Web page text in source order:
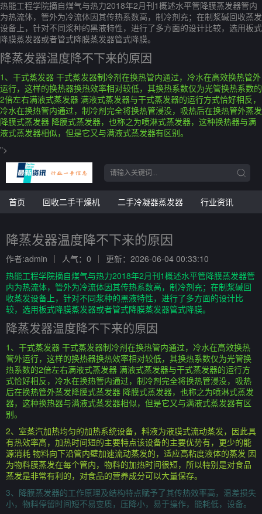
热能工程学院摘自煤气与热力2018年2月刊1概述水平管降膜蒸发器管内
为热流体，管外为冷流体因其传热系数高，制冷剂充；在制浆碱回收蒸发
设备上，针对不同浆种的黑液特性，进行了多方面的设计比较，选用板式
降膜蒸发器或者管式降膜蒸发器管式降膜。
降蒸发器温度降不下来的原因
1、干式蒸发器 干式蒸发器制冷剂在换热管内通过，冷水在高效换热管外
运行，这样的换热器换热效率相对较低，其换热系数仅为光管换热系数的
2倍左右满液式蒸发器 满液式蒸发器与干式蒸发器的运行方式恰好相反，
冷水在换热管内通过，制冷剂完全将换热管浸没，吸热后在换热管外蒸发
降膜式蒸发器 降膜式蒸发器，也称之为喷淋式蒸发器，这种换热器与满
液式蒸发器相似，但是它又与满液式蒸发器有区别。
">
首页 回收二手干燥机 二手冷凝器蒸发器 行业资讯
降蒸发器温度降不下来的原因
作者:admin 人气：0
更新：2026-06-04 00:33:10
热能工程学院摘自煤气与热力2018年2月刊1概述水平管降膜蒸发器管
内为热流体，管外为冷流体因其传热系数高，制冷剂充；在制浆碱回
收蒸发设备上，针对不同浆种的黑液特性，进行了多方面的设计比
较，选用板式降膜蒸发器或者管式降膜蒸发器管式降膜。
降蒸发器温度降不下来的原因
1、干式蒸发器 干式蒸发器制冷剂在换热管内通过，冷水在高效换热
管外运行，这样的换热器换热效率相对较低，其换热系数仅为光管换
热系数的2倍左右满液式蒸发器 满液式蒸发器与干式蒸发器的运行方
式恰好相反，冷水在换热管内通过，制冷剂完全将换热管浸没，吸热
后在换热管外蒸发降膜式蒸发器 降膜式蒸发器，也称之为喷淋式蒸发
器，这种换热器与满液式蒸发器相似，但是它又与满液式蒸发器有区
别。
2、室蒸汽加热均匀的加热系统设备，料液为液膜式流动蒸发，因此具
有热效率高，加热时间短的主要特点该设备的主要优势有，更少的能
源消耗 物料向下沿管内壁加速流动蒸发的，适应高粘度液体的蒸发 因
为物料膜蒸发在每个管内，物料的加热时间很短，所以特别是对食品
蒸发是非常有利的，对食品的营养成分可以大量保存。
3、降膜蒸发器的工作原理及结构特点赋予了其传热效率高，温差损失
小，物料停留时间短不易变质，压降小，易于操作，能耗低，设备。